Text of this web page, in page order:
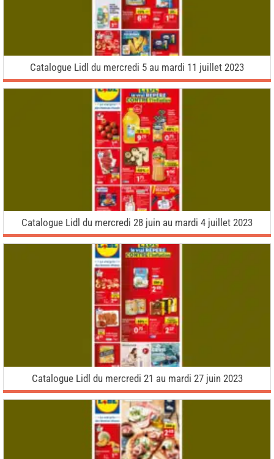
Catalogue Lidl du mercredi 5 au mardi 11 juillet 2023
Catalogue Lidl du mercredi 28 juin au mardi 4 juillet 2023
Catalogue Lidl du mercredi 21 au mardi 27 juin 2023